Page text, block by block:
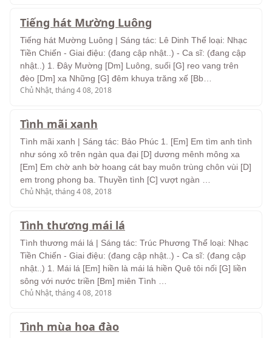
Tiếng hát Mường Luông
Tiếng hát Mường Luông | Sáng tác: Lê Dinh Thể loại: Nhạc
Tiền Chiến - Giai điệu: (đang cập nhật..) - Ca sĩ: (đang cập
nhật..) 1. Đây Mường [Dm] Luông, suối [G] reo vang trên
đèo [Dm] xa Những [G] đêm khuya trăng xế [Bb…
Chủ Nhật, tháng 4 08, 2018
Tình mãi xanh
Tình mãi xanh | Sáng tác: Bảo Phúc 1. [Em] Em tìm anh tình
như sóng xô trên ngàn qua đại [D] dương mênh mông xa
[Em] Em chờ anh bờ hoang cát bay muôn trùng chôn vùi [D]
em trong phong ba. Thuyền tình [C] vượt ngàn …
Chủ Nhật, tháng 4 08, 2018
Tình thương mái lá
Tình thương mái lá | Sáng tác: Trúc Phương Thể loại: Nhạc
Tiền Chiến - Giai điệu: (đang cập nhật..) - Ca sĩ: (đang cập
nhật..) 1. Mái lá [Em] hiền là mái lá hiền Quê tôi nối [G] liền
sông với nước triền [Bm] miên Tình …
Chủ Nhật, tháng 4 08, 2018
Tình mùa hoa đào